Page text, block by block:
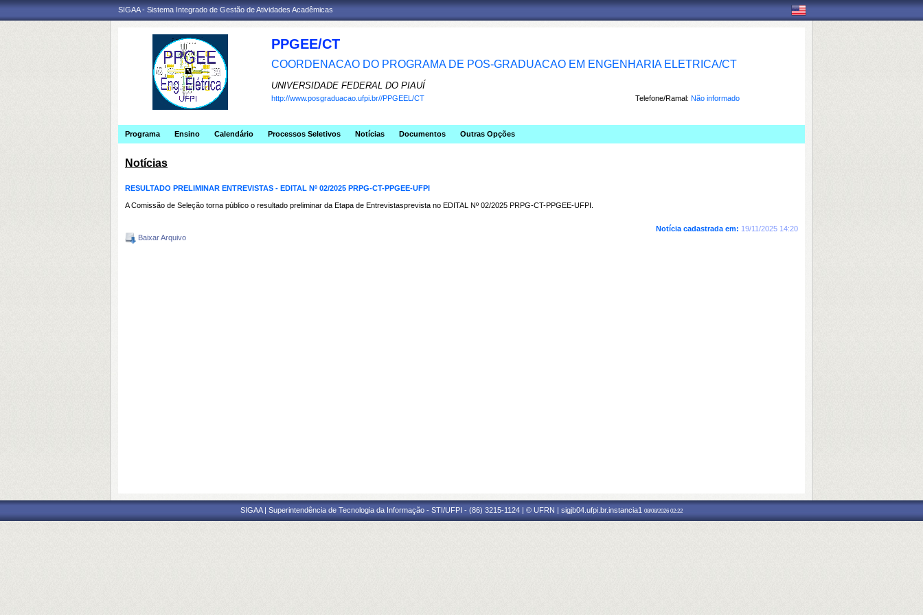
SIGAA - Sistema Integrado de Gestão de Atividades Acadêmicas
PPGEE/CT
COORDENACAO DO PROGRAMA DE POS-GRADUACAO EM ENGENHARIA ELETRICA/CT
UNIVERSIDADE FEDERAL DO PIAUÍ
Telefone/Ramal: Não informado
http://www.posgraduacao.ufpi.br//PPGEEL/CT
Programa Ensino Calendário Processos Seletivos Notícias Documentos Outras Opções
Notícias
RESULTADO PRELIMINAR ENTREVISTAS - EDITAL Nº 02/2025 PRPG-CT-PPGEE-UFPI
A Comissão de Seleção torna público o resultado preliminar da Etapa de Entrevistasprevista no EDITAL Nº 02/2025 PRPG-CT-PPGEE-UFPI.
Notícia cadastrada em: 19/11/2025 14:20
Baixar Arquivo
SIGAA | Superintendência de Tecnologia da Informação - STI/UFPI - (86) 3215-1124 | © UFRN | sigjb04.ufpi.br.instancia1 08/08/2026 02:22